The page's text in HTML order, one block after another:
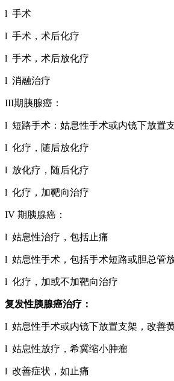
l 手术
l 手术，术后化疗
l 手术，术后放化疗
l 消融治疗
III期胰腺癌：
l 短路手术：姑息性手术或内镜下放置
l 化疗，随后放化疗
l 放化疗，随后化疗
l 化疗，加靶向治疗
IV 期胰腺癌：
l 姑息性治疗，包括止痛
l 姑息性手术，包括手术短路或胆总管
l 化疗，加或不加靶向治疗
复发性胰腺癌治疗：
l 姑息性手术或内镜下放置支架，改善
l 姑息性放疗，希冀缩小肿瘤
l 改善症状，如止痛